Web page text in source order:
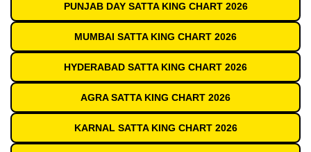
PUNJAB DAY SATTA KING CHART 2026
MUMBAI SATTA KING CHART 2026
HYDERABAD SATTA KING CHART 2026
AGRA SATTA KING CHART 2026
KARNAL SATTA KING CHART 2026